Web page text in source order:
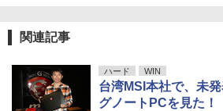
関連記事
ハード WIN
台湾MSI本社で、未
グノートPCを見た！